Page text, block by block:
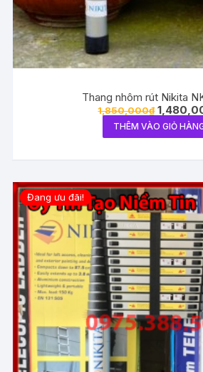
Thang nhôm rút Nikita
1,850,000₫
THÊM VÀO GIỎ
Đang ưu đãi!